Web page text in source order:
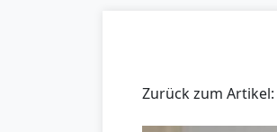
Zurück zum Artikel: